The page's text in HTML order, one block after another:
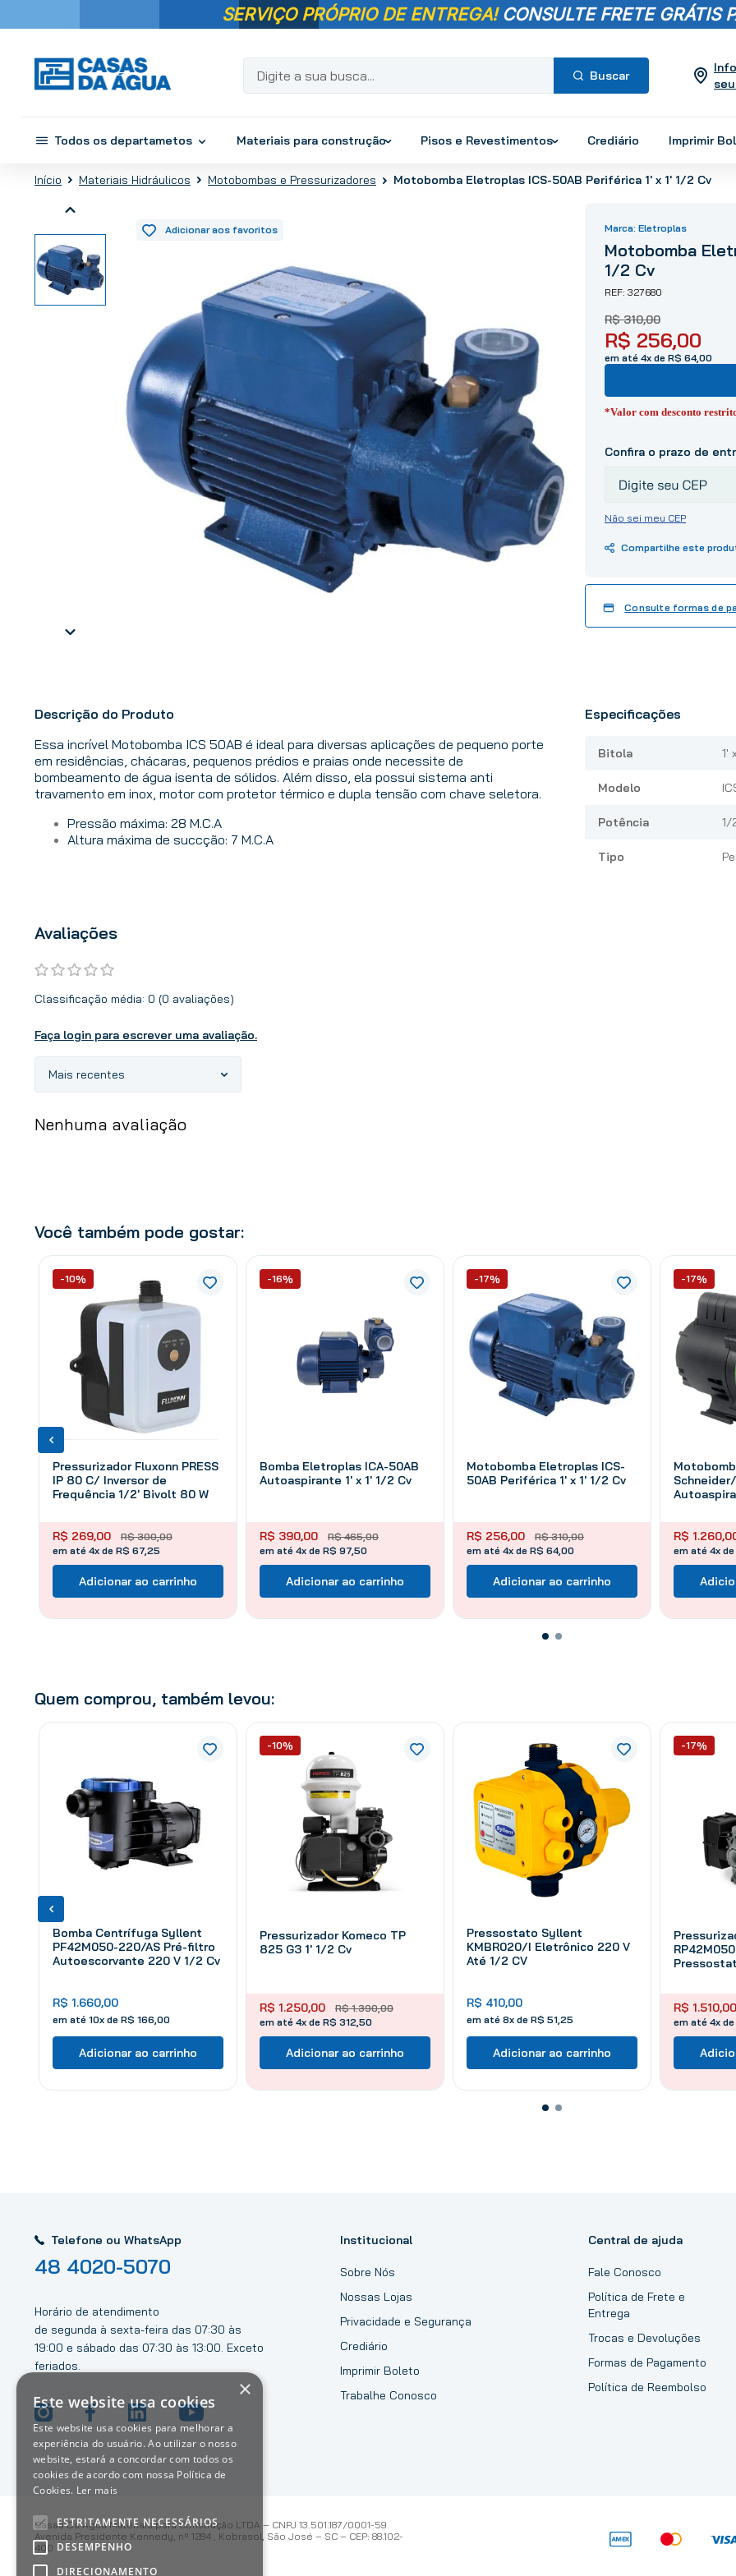
SERVIÇO PRÓPRIO DE ENTREGA! CONSULTE FRETE GRÁTIS
Digite a sua busca...
Todos os departametos Materiais para construção Pisos e Revestimentos Crediário Imprimir
Materiais Hidráulicos Motobombas e Pressurizadores Motobomba Eletroplas ICS-50AB Periférica 1' x 1' 1/2 Cv
Eletroplas
Motobomba
1/2 Cv
327680
R$ 256,00
R$ 310,00
em até 4x de R$ 64,00
*Valor com desconto
Não sei meu CEP
Consulte formas de
Descrição do Produto
Essa incrível Motobomba ICS 50AB é ideal para diversas aplicações de pequeno porte
em residências, chácaras, pequenos prédios e praias onde necessite de
bombeamento de água isenta de sólidos. Além disso, ela possui sistema anti
travamento em inox, motor com protetor térmico e dupla tensão com chave seletora.
Pressão máxima: 28 M.C.A
Altura máxima de succção: 7 M.C.A
Especificações
Bitola 1'
Modelo
Potência 1/
Tipo
Avaliações
Classificação média: 0 (0 avaliações)
Faça login para escrever uma avaliação.
Mais recentes
Nenhuma avaliação
Você também pode gostar:
Pressurizador Fluxonn PRESS
IP 80 C/ Inversor de
Frequência 1/2' Bivolt 80 W
R$ 300,00
R$ 269,00
em até 4x de R$ 67,25
-10%
Adicionar ao carrinho
Bomba Eletroplas ICA-50AB
Autoaspirante 1' x 1' 1/2 Cv
R$ 465,00
R$ 390,00
em até 4x de R$ 97,50
-16%
Adicionar ao carrinho
Motobomba Eletroplas ICS-
50AB Periférica 1' x 1' 1/2 Cv
R$ 310,00
R$ 256,00
em até 4x de R$ 64,00
-17%
Adicionar ao carrinho
R$ 1.260,
em até 4x
-17%
Quem comprou, também levou:
Bomba Centrífuga Syllent
PF42M050-220/AS Pré-filtro
Autoescorvante 220 V 1/2 Cv
R$ 1.660,00
em até 10x de R$ 166 00
Adicionar ao carrinho
Pressurizador Komeco TP
825 G3 1' 1/2 Cv
R$ 1.390,00
R$ 1.250,00
em até 4x de R$ 312,50
-10%
Adicionar ao carrinho
Pressostato Syllent
KMBR020/I Eletrônico 220 V
Até 1/2 CV
R$ 410,00
em até 8x de R$ 51 25
Adicionar ao carrinho
R$ 1.510,00
em até 4x
-17%
Telefone ou WhatsApp
48 4020-5070
Horário de atendimento
de segunda à sexta-feira das 07:30 às
19:00 e sábado das 07:30 às 13:00. Exceto
feriados.
Institucional
Sobre Nós
Nossas Lojas
Privacidade e Segurança
Crediário
Imprimir Boleto
Trabalhe Conosco
Central de ajuda
Fale Conosco
Política de Frete e
Entrega
Trocas e Devoluções
Formas de Pagamento
Política de Reembolso
Casas Da Água Materiais para Construção LTDA – CNPJ 13.501.187/0001-59
Avenida Presidente Kennedy, nº 1284 , Kobrasol, São José – SC – CEP: 88.102-
400
×
Este website usa cookies
Este website usa cookies para melhorar a
experiência do usuário. Ao utilizar o nosso
website, estará a concordar com todos os
cookies de acordo com nossa Política de
Cookies. Ler mais
ESTRITAMENTE NECESSÁRIOS
DESEMPENHO
DIRECIONAMENTO
Termos mais
2º
porcelanato
revestimento
vaso sanitário
chuveiro
cimento